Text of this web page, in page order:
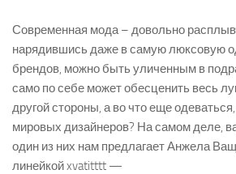
Современная мода – довольно
нарядившись даже в самую люксовую
брендов, можно быть уличенным в
само по себе может обесценить весь
другой стороны, а во что еще
мировых дизайнеров? На самом деле,
один из них нам предлагает Анжела
линейкой xvatitttt —